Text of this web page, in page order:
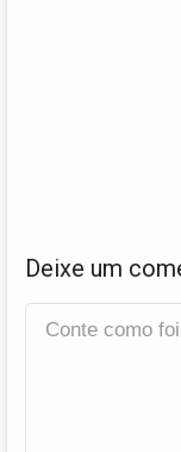
Deixe um